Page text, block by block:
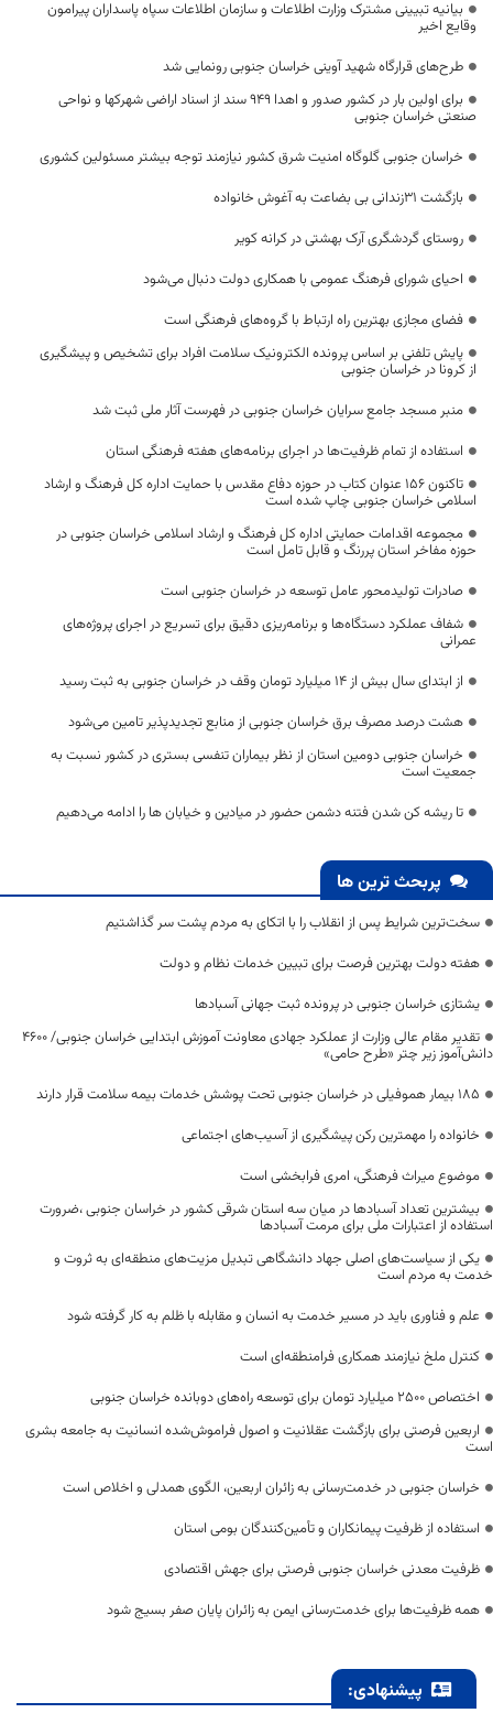
بیانیه تبیینی مشترک وزارت اطلاعات و سازمان اطلاعات سپاه پاسداران پیرامون
وقایع اخیر
طرح‌های قرارگاه شهید آوینی خراسان جنوبی رونمایی شد
برای اولین بار در کشور صدور و اهدا ۹۴۹ سند از اسناد اراضی شهرکها و نواحی
صنعتی خراسان جنوبی
خراسان جنوبی گلوگاه امنیت شرق کشور نیازمند توجه بیشتر مسئولین کشوری
بازگشت ۳۱زندانی بی بضاعت به آغوش خانواده
روستای گردشگری آرک بهشتی در کرانه کویر
احیای شورای فرهنگ عمومی با همکاری دولت دنبال می‌شود
فضای مجازی بهترین راه ارتباط با گروه‌های فرهنگی است
پایش تلفنی بر اساس پرونده الکترونیک سلامت افراد برای تشخیص و پیشگیری
از کرونا در خراسان جنوبی
منبر مسجد جامع سرایان خراسان جنوبی در فهرست آثار ملی ثبت شد
استفاده از تمام ظرفیت‌ها در اجرای برنامه‌های هفته فرهنگی استان
تاکنون ۱۵۶ عنوان کتاب در حوزه دفاع مقدس با حمایت اداره کل فرهنگ و ارشاد
اسلامی خراسان جنوبی چاپ شده است
مجموعه اقدامات حمایتی اداره کل فرهنگ و ارشاد اسلامی خراسان جنوبی در
حوزه مفاخر استان پررنگ و قابل تامل است
صادرات تولیدمحور عامل توسعه در خراسان جنوبی است
شفاف عملکرد دستگاه‌ها و برنامه‌ریزی دقیق برای تسریع در اجرای پروژه‌های
عمرانی
از ابتدای سال بیش از ۱۴ میلیارد تومان وقف در خراسان جنوبی به ثبت رسید
هشت درصد مصرف برق خراسان جنوبی از منابع تجدیدپذیر تامین می‌شود
خراسان جنوبی دومین استان از نظر بیماران تنفسی بستری در کشور نسبت به
جمعیت است
تا ریشه کن شدن فتنه دشمن حضور در میادین و خیابان ها را ادامه می‌دهیم
پربحث ترین ها
سخت‌ترین شرایط پس از انقلاب را با اتکای به مردم پشت سر گذاشتیم
هفته دولت بهترین فرصت برای تبیین خدمات نظام و دولت
یشتازی خراسان جنوبی در پرونده ثبت جهانی آسبادها
تقدیر مقام عالی وزارت از عملکرد جهادی معاونت آموزش ابتدایی خراسان جنوبی/ ۴۶۰۰
دانش‌آموز زیر چتر «طرح حامی»
۱۸۵ بیمار هموفیلی در خراسان جنوبی تحت پوشش خدمات بیمه سلامت قرار دارند
خانواده را مهمترین رکن پیشگیری از آسیب‌های اجتماعی
موضوع میراث فرهنگی، امری فرابخشی است
بیشترین تعداد آسبادها در میان سه استان شرقی کشور در خراسان جنوبی ،ضرورت
استفاده از اعتبارات ملی برای مرمت آسبادها
یکی از سیاست‌های اصلی جهاد دانشگاهی تبدیل مزیت‌های منطقه‌ای به ثروت و
خدمت به مردم است
علم و فناوری باید در مسیر خدمت به انسان و مقابله با ظلم به کار گرفته شود
کنترل ملخ نیازمند همکاری فرامنطقه‌ای است
اختصاص 2500 میلیارد تومان برای توسعه راه‌های دوبانده خراسان جنوبی
اربعین فرصتی برای بازگشت عقلانیت و اصول فراموش‌شده انسانیت به جامعه بشری
است
خراسان جنوبی در خدمت‌رسانی به زائران اربعین، الگوی همدلی و اخلاص است
استفاده از ظرفیت پیمانکاران و تأمین‌کنندگان بومی استان
ظرفیت معدنی خراسان جنوبی فرصتی برای جهش اقتصادی
همه ظرفیت‌ها برای خدمت‌رسانی ایمن به زائران پایان صفر بسیج شود
پیشنهادی: